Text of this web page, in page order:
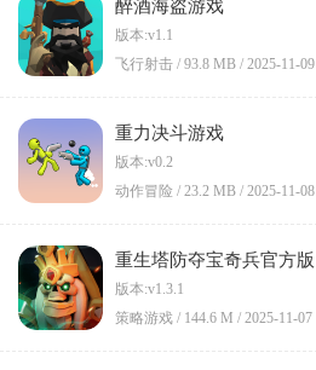
醉酒海盗游戏
版本:v1.1
飞行射击 / 93.8 MB / 2025-11-09
重力决斗游戏
版本:v0.2
动作冒险 / 23.2 MB / 2025-11-08
重生塔防夺宝奇兵官方版
版本:v1.3.1
策略游戏 / 144.6 M / 2025-11-07